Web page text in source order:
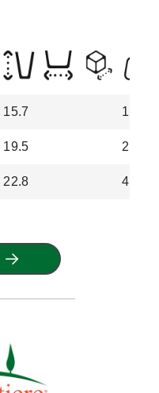
15.7 1.75
19.5 2.95
22.8 4.75